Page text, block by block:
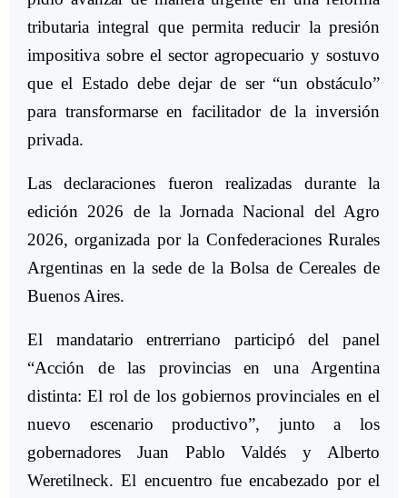
tributaria integral que permita reducir la presión
impositiva sobre el sector agropecuario y sostuvo
que el Estado debe dejar de ser “un obstáculo”
para transformarse en facilitador de la inversión
privada.
Las declaraciones fueron realizadas durante la
edición 2026 de laJornada Nacional del Agro
2026, organizada por la Confederaciones Rurales
Argentinas en la sede de laBolsa de Cereales de
Buenos Aires.
El mandatario entrerriano participó del panel
“Acción de las provincias en una Argentina
distinta: El rol de los gobiernos provinciales en el
nuevo escenario productivo”, junto a los
gobernadores Juan Pablo Valdés y Alberto
Weretilneck. El encuentro fue encabezado por el